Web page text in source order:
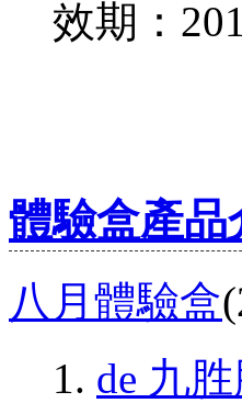
效期：
體驗盒產品
八月體驗盒
de 九